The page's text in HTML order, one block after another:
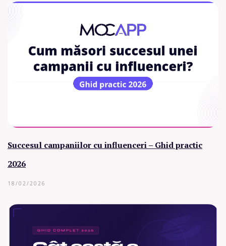
Succesul campaniilor cu influenceri – Ghid practic
2026
18/02/2026